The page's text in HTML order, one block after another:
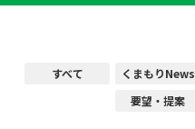
すべて くまもりNews
要望・提案